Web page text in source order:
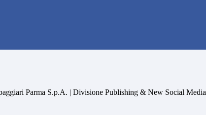
Parma S.p.A. | Divisione Publishing & New Social Media